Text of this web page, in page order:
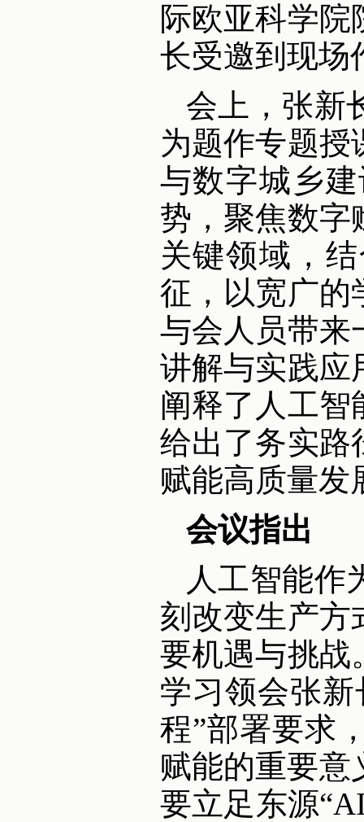
际欧亚科学
长受邀到现场
会上，张新
为题作专题
与数字城乡
势，聚焦数字
关键领域，
征，以宽广的
与会人员带来
讲解与实践应
阐释了人工智
给出了务实路
赋能高质量发
会议指出
人工智能作
刻改变生产方
要机遇与挑战
学习领会张
程”部署要求
赋能的重要
要立足东源